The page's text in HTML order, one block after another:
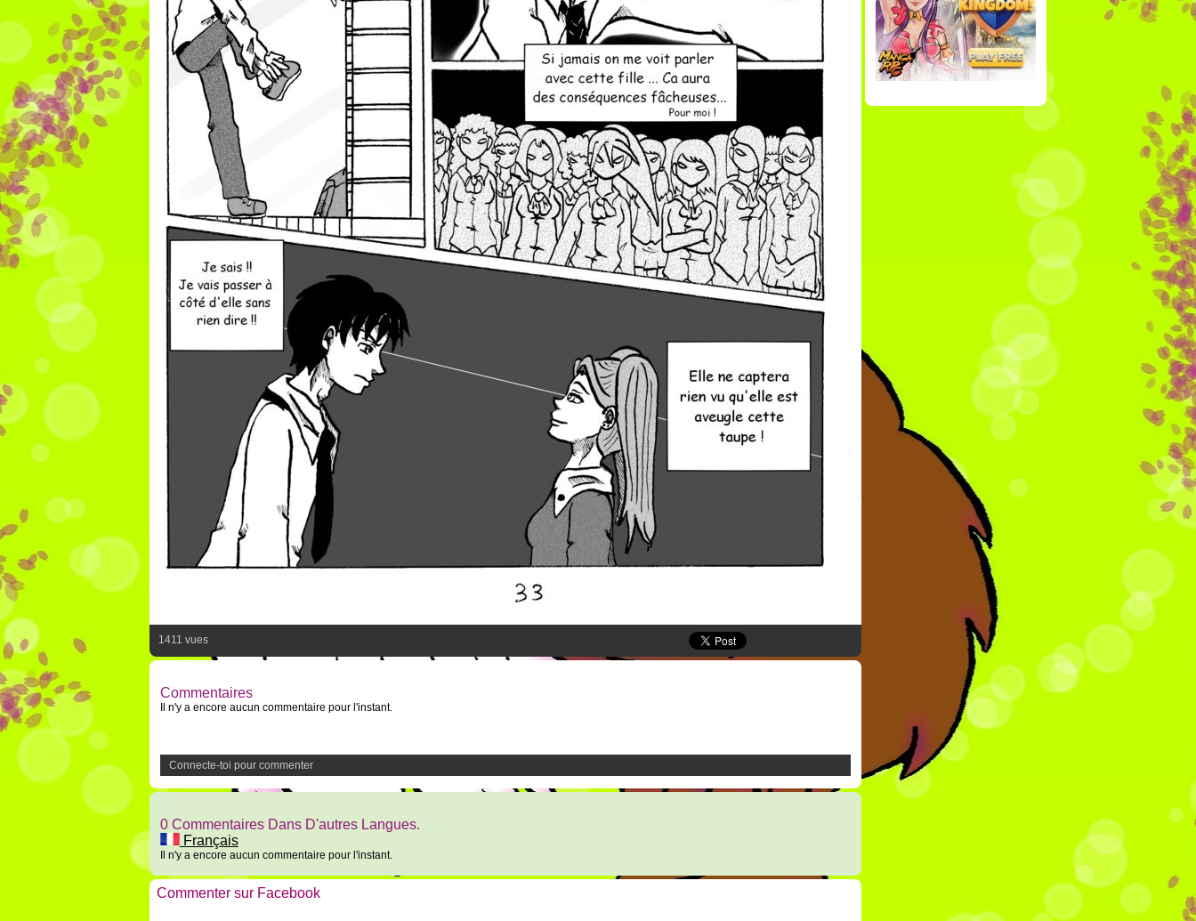
1411 vues
Commentaires
Il n'y a encore aucun commentaire pour l'instant.
Connecte-toi pour commenter
0 Commentaires Dans D'autres Langues.
Français
Il n'y a encore aucun commentaire pour l'instant.
Commenter sur Facebook